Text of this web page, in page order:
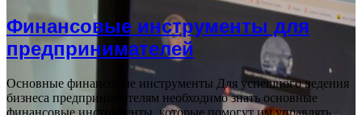
Финансовые инструменты для
предпринимателей
Основные финансовые инструменты Для успешного ведения
бизнеса предпринимателям необходимо знать основные